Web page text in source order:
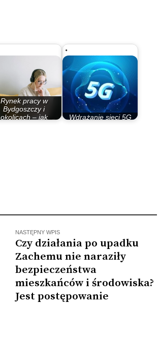
Rynek pracy w
Bydgoszczy i
okolicach – jak
Wdrażanie sieci 5G
NASTĘPNY WPIS
Czy działania po upadku
Zachemu nie naraziły
bezpieczeństwa
mieszkańców i środowiska?
Jest postępowanie